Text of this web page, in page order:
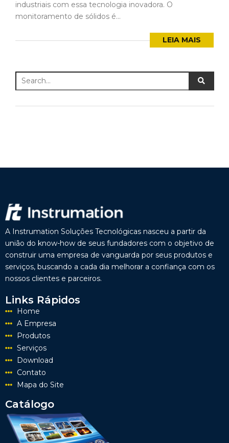
industriais com essa tecnologia inovadora. O
monitoramento de sólidos é...
LEIA MAIS
A Instrumation Soluções Tecnológicas nasceu a partir da
união do know-how de seus fundadores com o objetivo de
construir uma empresa de vanguarda por seus produtos e
serviços, buscando a cada dia melhorar a confiança com os
nossos clientes e parceiros.
Links Rápidos
Home
A Empresa
Produtos
Serviços
Download
Contato
Mapa do Site
Catálogo